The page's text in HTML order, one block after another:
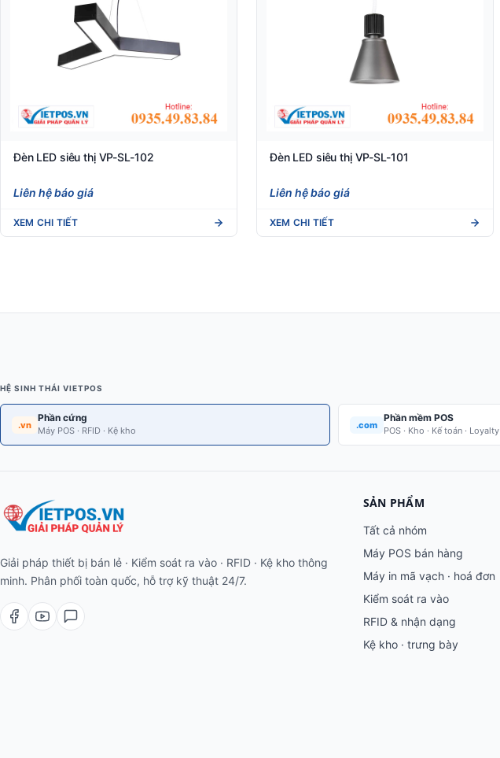
Đèn LED siêu thị VP-SL-102
Liên hệ báo giá
XEM CHI TIẾT
Đèn LED siêu thị VP-SL-101
Liên hệ báo giá
XEM CHI TIẾT
HỆ SINH THÁI VIETPOS
.vn
Phần cứng
Máy POS · RFID · Kệ kho
.com
Phần mềm POS
POS · Kho · Kế toán · Loyalty
Giải pháp thiết bị bán lẻ · Kiểm soát ra vào · RFID · Kệ kho thông
minh. Phân phối toàn quốc, hỗ trợ kỹ thuật 24/7.
SẢN PHẨM
Tất cả nhóm
Máy POS bán hàng
Máy in mã vạch · hoá đơn
Kiểm soát ra vào
RFID & nhận dạng
Kệ kho · trưng bày